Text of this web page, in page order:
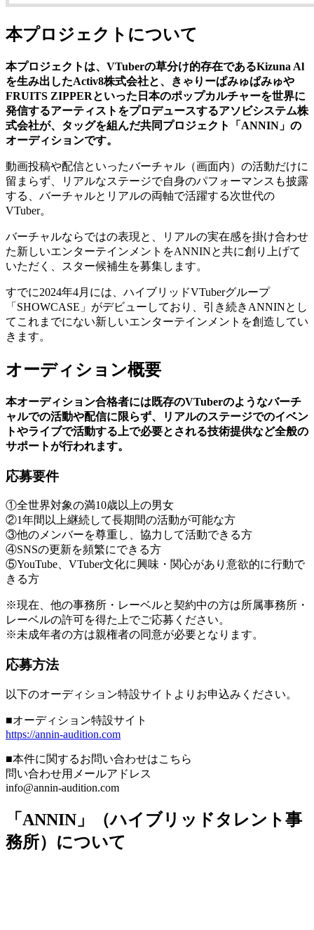
本プロジェクトについて
本プロジェクトは、VTuberの草分け的存在であるKizuna Al
を生み出したActiv8株式会社と、きゃりーぱみゅぱみゅや
FRUITS ZIPPERといった日本のポップカルチャーを世界に
発信するアーティストをプロデュースするアソビシステム株
式会社が、タッグを組んだ共同プロジェクト「ANNIN」の
オーディションです。
動画投稿や配信といったバーチャル（画面内）の活動だけに
留まらず、リアルなステージで自身のパフォーマンスも披露
する、バーチャルとリアルの両軸で活躍する次世代の
VTuber。
バーチャルならではの表現と、リアルの実在感を掛け合わせ
た新しいエンターテインメントをANNINと共に創り上げて
いただく、スター候補生を募集します。
すでに2024年4月には、ハイブリッドVTuberグループ
「SHOWCASE」がデビューしており、引き続きANNINとし
てこれまでにない新しいエンターテインメントを創造してい
きます。
オーディション概要
本オーディション合格者には既存のVTuberのようなバーチ
ャルでの活動や配信に限らず、リアルのステージでのイベン
トやライブで活動する上で必要とされる技術提供など全般の
サポートが行われます。
応募要件
①全世界対象の満10歳以上の男女
②1年間以上継続して長期間の活動が可能な方
③他のメンバーを尊重し、協力して活動できる方
④SNSの更新を頻繁にできる方
⑤YouTube、VTuber文化に興味・関心があり意欲的に行動で
きる方
※現在、他の事務所・レーベルと契約中の方は所属事務所・
レーベルの許可を得た上でご応募ください。
※未成年者の方は親権者の同意が必要となります。
応募方法
以下のオーディション特設サイトよりお申込みください。
■オーディション特設サイト
https://annin-audition.com
■本件に関するお問い合わせはこちら
問い合わせ用メールアドレス
info@annin-audition.com
「ANNIN」（ハイブリッドタレント事
務所）について